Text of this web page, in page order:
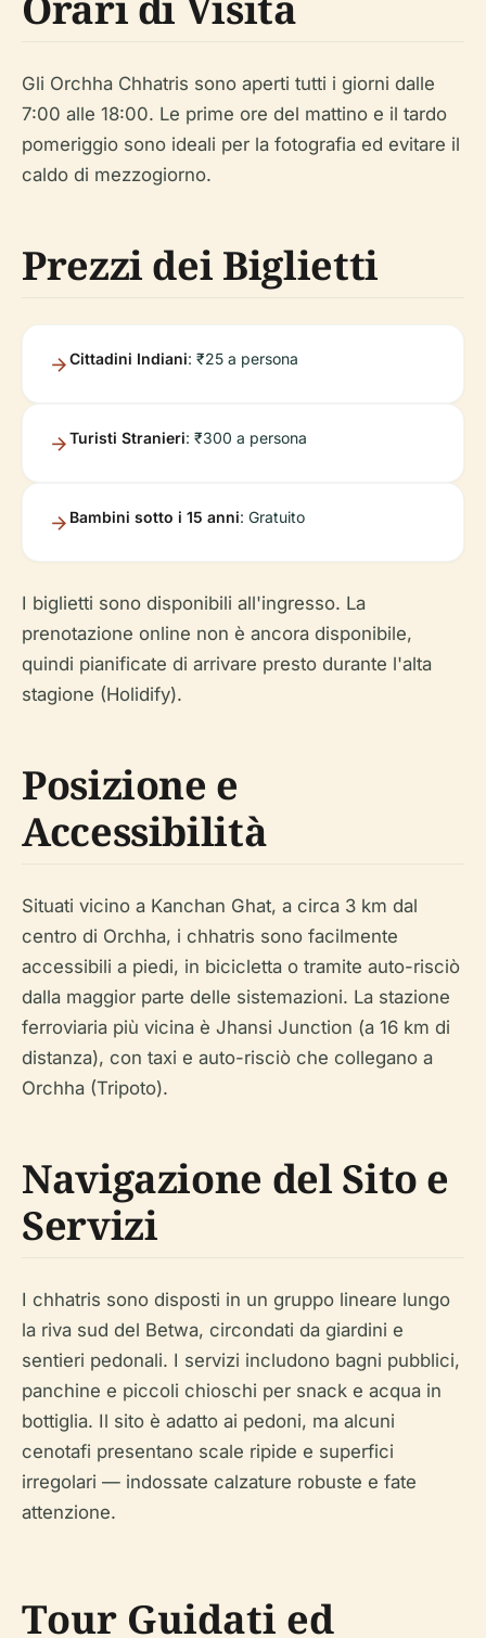
Gli Orchha Chhatris sono aperti tutti i giorni dalle
7:00 alle 18:00. Le prime ore del mattino e il tardo
pomeriggio sono ideali per la fotografia ed evitare il
caldo di mezzogiorno.
Prezzi dei Biglietti
Cittadini Indiani: ₹25 a persona
Turisti Stranieri: ₹300 a persona
Bambini sotto i 15 anni: Gratuito
I biglietti sono disponibili all'ingresso. La
prenotazione online non è ancora disponibile,
quindi pianificate di arrivare presto durante l'alta
stagione (Holidify).
Posizione e
Accessibilità
Situati vicino a Kanchan Ghat, a circa 3 km dal
centro di Orchha, i chhatris sono facilmente
accessibili a piedi, in bicicletta o tramite auto-risciò
dalla maggior parte delle sistemazioni. La stazione
ferroviaria più vicina è Jhansi Junction (a 16 km di
distanza), con taxi e auto-risciò che collegano a
Orchha (Tripoto).
Navigazione del Sito e
Servizi
I chhatris sono disposti in un gruppo lineare lungo
la riva sud del Betwa, circondati da giardini e
sentieri pedonali. I servizi includono bagni pubblici,
panchine e piccoli chioschi per snack e acqua in
bottiglia. Il sito è adatto ai pedoni, ma alcuni
cenotafi presentano scale ripide e superfici
irregolari — indossate calzature robuste e fate
attenzione.
Tour Guidati ed